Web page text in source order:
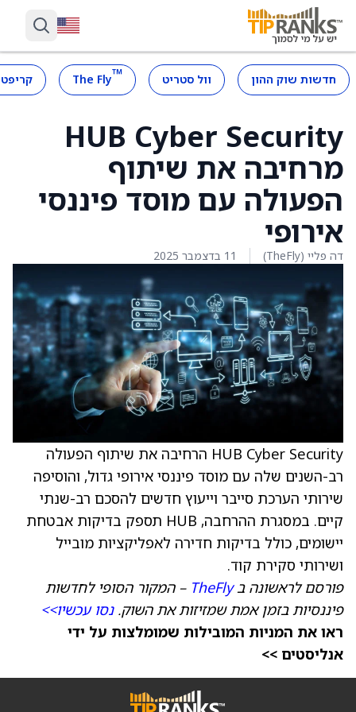
חדשות שוק ההון וול סטריט ™
The Fly
HUB Cyber Security
מרחיבה את שיתוף
הפעולה עם מוסד פיננסי
אירופי
דה פליי (TheFly) 11 בדצמבר 2025
HUB Cyber Security הרחיבה את שיתוף הפעולה
רב-השנים שלה עם מוסד פיננסי אירופי גדול, והוסיפה
שירותי הערכת סייבר וייעוץ חדשים להסכם רב-שנתי
קיים. במסגרת ההרחבה, HUB תספק בדיקות אבטחת
יישומים, כולל בדיקות חדירה לאפליקציות מובייל
ושירותי סקירת קוד.
פורסם לראשונה בTheFly – המקור הסופי לחדשות
פיננסיות בזמן אמת שמזיזות את השוק.נסו עכשיו>>
ראו את המניות המובילות שמומלצות על ידי
אנליסטים >>